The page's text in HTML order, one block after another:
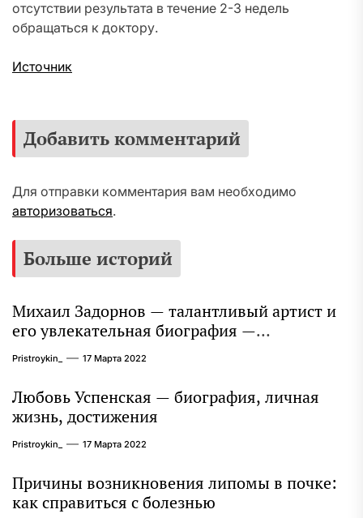
отсутствии результата в течение 2-3 недель
обращаться к доктору.
Источник
Добавить комментарий
Для отправки комментария вам необходимо
авторизоваться.
Больше историй
Михаил Задорнов — талантливый артист и
его увлекательная биография —
выдающиеся достижения, известность и
интересные факты из личной жизни!
Pristroykin_ 17 Марта 2022
Любовь Успенская — биография, личная
жизнь, достижения
Pristroykin_ 17 Марта 2022
Причины возникновения липомы в почке:
как справиться с болезнью